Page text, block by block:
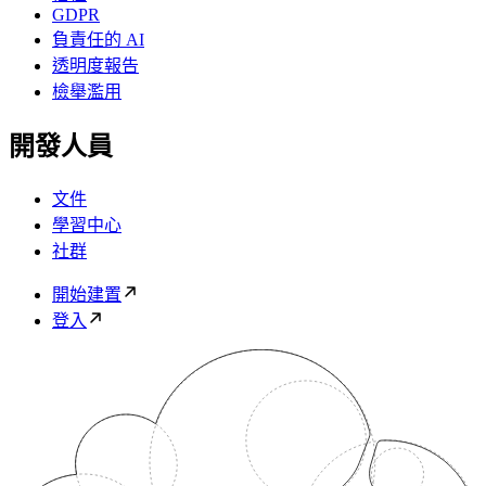
GDPR
負責任的 AI
透明度報告
檢舉濫用
開發人員
文件
學習中心
社群
開始建置
登入